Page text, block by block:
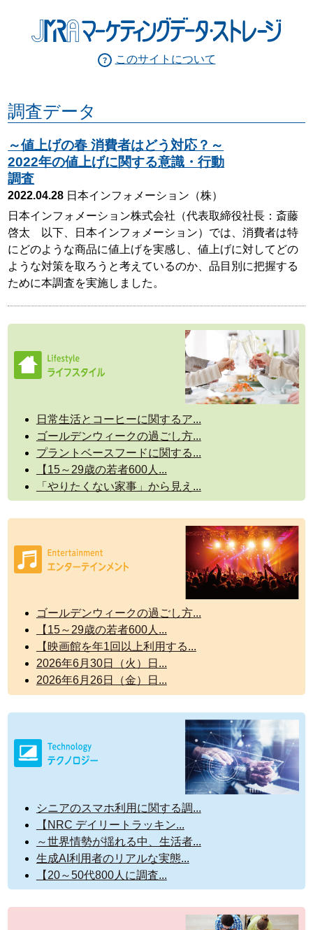
このサイトについて
調査データ
～値上げの春 消費者はどう対応？～
2022年の値上げに関する意識・行動
調査
2022.04.28 日本インフォメーション（株）
日本インフォメーション株式会社（代表取締役社長：斎藤
啓太 以下、日本インフォメーション）では、消費者は特
にどのような商品に値上げを実感し、値上げに対してどの
ような対策を取ろうと考えているのか、品目別に把握する
ために本調査を実施しました。
日常生活とコーヒーに関するア...
ゴールデンウィークの過ごし方...
プラントベースフードに関する...
【15～29歳の若者600人...
「やりたくない家事」から見え...
ゴールデンウィークの過ごし方...
【15～29歳の若者600人...
【映画館を年1回以上利用する...
2026年6月30日（火）日...
2026年6月26日（金）日...
シニアのスマホ利用に関する調...
【NRC デイリートラッキン...
～世界情勢が揺れる中、生活者...
生成AI利用者のリアルな実態...
【20～50代800人に調査...